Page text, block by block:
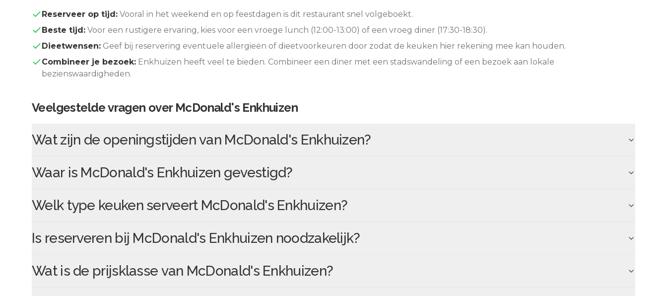
Reserveer op tijd: Vooral in het weekend en op feestdagen is dit restaurant snel volgeboekt.
Beste tijd: Voor een rustigere ervaring, kies voor een vroege lunch (12:00-13:00) of een vroeg diner (17:30-18:30).
Dieetwensen: Geef bij reservering eventuele allergieën of dieetvoorkeuren door zodat de keuken hier rekening mee kan houden.
Combineer je bezoek: Enkhuizen heeft veel te bieden. Combineer een diner met een stadswandeling of een bezoek aan lokale
bezienswaardigheden.
Veelgestelde vragen over McDonald's Enkhuizen
Wat zijn de openingstijden van McDonald's Enkhuizen?
Waar is McDonald's Enkhuizen gevestigd?
Welk type keuken serveert McDonald's Enkhuizen?
Is reserveren bij McDonald's Enkhuizen noodzakelijk?
Wat is de prijsklasse van McDonald's Enkhuizen?